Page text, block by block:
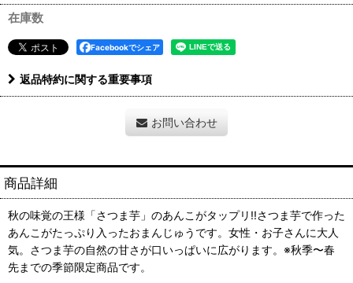
在庫数
Facebookでシェア
返品特約に関する重要事項
お問い合わせ
商品詳細
秋の味覚の王様「さつま芋」のあんこがタップリ!!さつま芋で作った
あんこがたっぷり入ったおまんじゅうです。女性・お子さんに大人
気。さつま芋の自然の甘さが口いっぱいに広がります。※秋季〜春
先までの季節限定商品です。